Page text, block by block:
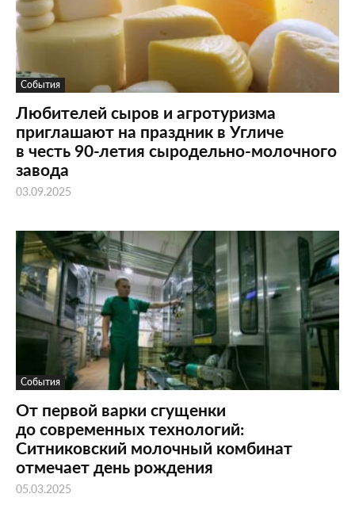
События
Любителей сыров и агротуризма
приглашают на праздник в Угличе
в честь 90-летия сыродельно-молочного
завода
03.09.2025
События
От первой варки сгущенки
до современных технологий:
Ситниковский молочный комбинат
отмечает день рождения
05.03.2025